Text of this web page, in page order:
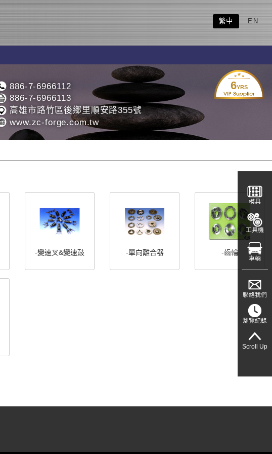
繁中 EN
6YRS
886-7-6966112
886-7-6966113
高雄市路竹區後鄉里順安路355號
www.zc-forge.com.tw
-變速叉&變速鼓 -單向離合器 -齒輪
模具
工具機
車輛
聯絡我們
瀏覽紀錄
Scroll Up